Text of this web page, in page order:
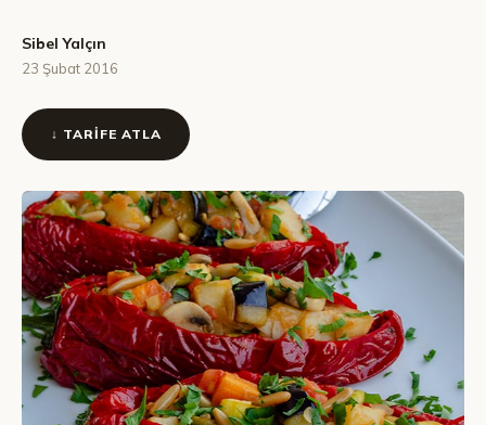
Sibel Yalçın
23 Şubat 2016
↓ TARIFE ATLA